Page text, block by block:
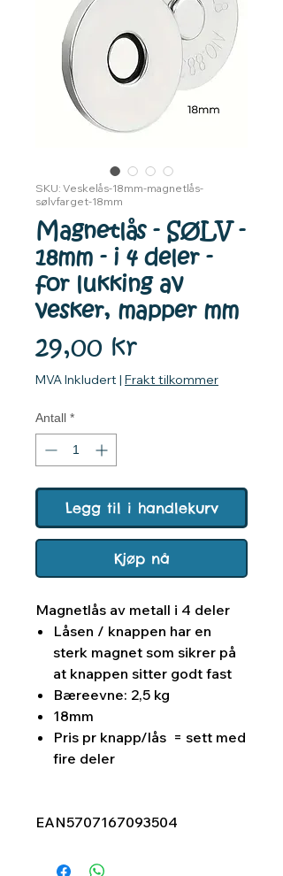
SKU: Veskelås-18mm-magnetlås-
sølvfarget-18mm
Magnetlås - SØLV -
18mm - i 4 deler -
for lukking av
vesker, mapper mm
29,00 krPris
MVA Inkludert | Frakt tilkommer
Antall *
Legg til i handlekurv
Kjøp nå
Magnetlås av metall i 4 deler
Låsen / knappen har en
sterk magnet som sikrer på
at knappen sitter godt fast
Bæreevne: 2,5 kg
18mm
Pris pr knapp/lås = sett med
fire deler
EAN5707167093504